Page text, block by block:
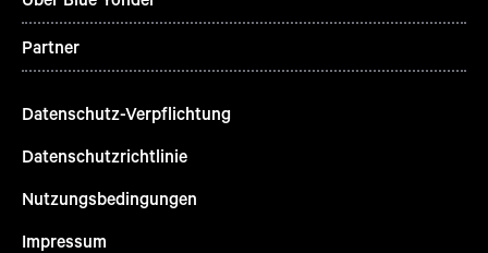
Partner
Datenschutz-Verpflichtung
Datenschutzrichtlinie
Nutzungsbedingungen
Impressum